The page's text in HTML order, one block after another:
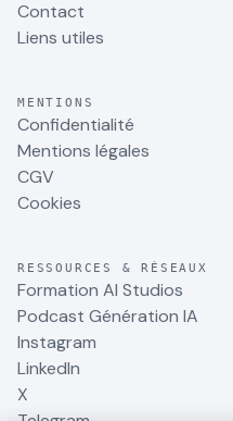
Contact
Liens utiles
MENTIONS
Confidentialité
Mentions légales
CGV
Cookies
RESSOURCES & RÉSEAUX
Formation AI Studios
Podcast Génération IA
Instagram
LinkedIn
X